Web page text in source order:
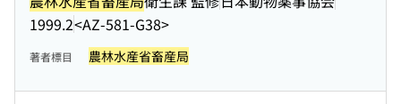
1999.2<AZ-581-G38>
著者標目 農林水産省畜産局